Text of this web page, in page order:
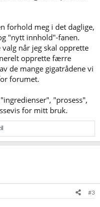
forhold meg i det daglige,
"nytt innhold"-fanen.
når jeg skal opprette
opprette færre
de mange gigatrådene vi
forumet.
"prosess",
for mitt bruk.
#3